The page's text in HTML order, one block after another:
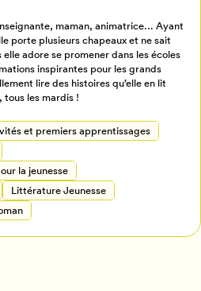
maman, animatrice... Ayant
porte plusieurs chapeaux et ne sait
adore se promener dans les écoles
inspirantes pour les grands
lire des histoires qu’elle en lit
tous les mardis !
et premiers apprentissages
la jeunesse
Littérature Jeunesse